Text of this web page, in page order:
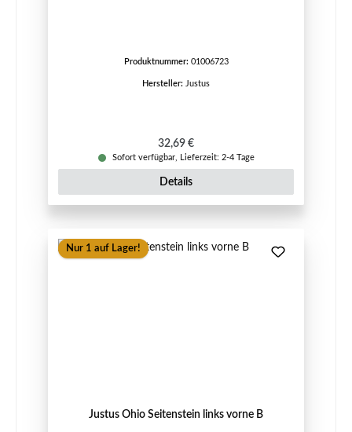
Produktnummer: 01006723
Hersteller: Justus
Regulärer Preis:
32,69 €
Sofort verfügbar, Lieferzeit: 2-4 Tage
Details
Nur 1 auf Lager!
Justus Ohio Seitenstein links vorne B